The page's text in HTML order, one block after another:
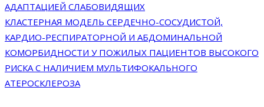
АДАПТАЦИЕЙ СЛАБОВИДЯЩИХ
КЛАСТЕРНАЯ МОДЕЛЬ СЕРДЕЧНО-СОСУДИСТОЙ,
КАРДИО-РЕСПИРАТОРНОЙ И АБДОМИНАЛЬНОЙ
КОМОРБИДНОСТИ У ПОЖИЛЫХ ПАЦИЕНТОВ ВЫСОКОГО
РИСКА С НАЛИЧИЕМ МУЛЬТИФОКАЛЬНОГО
АТЕРОСКЛЕРОЗА